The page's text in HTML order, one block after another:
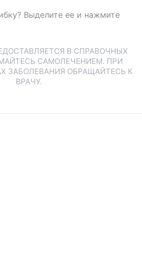
Выделите ее и нажмите
В СПРАВОЧНЫХ
САМОЛЕЧЕНИЕМ. ПРИ
ЗАБОЛЕВАНИЯ ОБРАЩАЙТЕСЬ К
ВРАЧУ.